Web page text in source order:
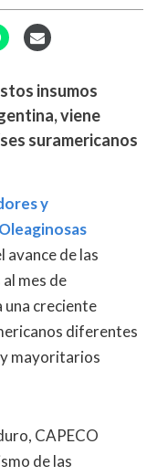
insumos
viene
suramericanos
y
avance de las
mes de
una creciente
diferentes
mayoritarios
CAPECO
de las